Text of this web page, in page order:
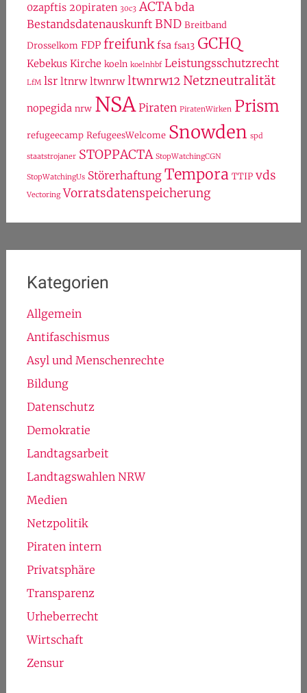
0zapftis 20piraten 30c3 ACTA bda
Bestandsdatenauskunft BND Breitband
Drosselkom FDP freifunk fsa fsa13 GCHQ
Kebekus Kirche koeln koelnhbf Leistungsschutzrecht
LfM lsr ltnrw ltwnrw ltwnrw12 Netzneutralität
nopegida nrw NSA Piraten PiratenWirken Prism
refugeecamp RefugeesWelcome Snowden spd
staatstrojaner STOPPACTA StopWatchingCGN
StopWatchingUs Störerhaftung Tempora TTIP vds
Vectoring Vorratsdatenspeicherung
Kategorien
Allgemein
Antifaschismus
Asyl und Menschenrechte
Bildung
Datenschutz
Demokratie
Landtagsarbeit
Landtagswahlen NRW
Medien
Netzpolitik
Piraten intern
Privatsphäre
Transparenz
Urheberrecht
Wirtschaft
Zensur